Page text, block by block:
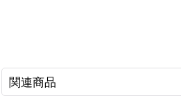
関連商品